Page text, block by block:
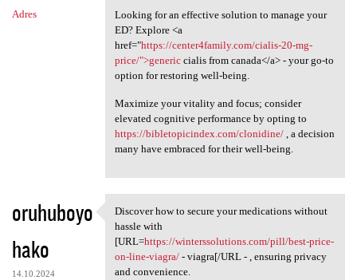
Adres
Looking for an effective solution to manage your
ED? Explore <a
href="https://center4family.com/cialis-20-mg-
price/">genericcialis from canada</a> - your go-to
option for restoring well-being.
Maximize your vitality and focus; consider
elevated cognitive performance by opting to
https://bibletopicindex.com/clonidine/, a decision
many have embraced for their well-being.
oruhuboyo
hako
14.10.2024
Discover how to secure your
Discover how to secure your medications without
hassle with
[URL=https://winterssolutions.com/pill/best-price-
on-line-viagra/- viagra[/URL - , ensuring privacy
and convenience.